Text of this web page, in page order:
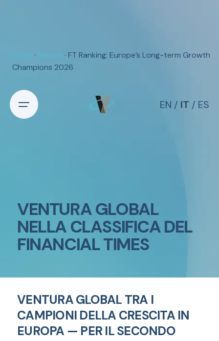
EN / IT / ES
Home · Notizie · FT Ranking: Europe’s Long-term Growth
Champions 2026
VENTURA GLOBAL
NELLA CLASSIFICA DEL
FINANCIAL TIMES
VENTURA GLOBAL TRA I
CAMPIONI DELLA CRESCITA IN
EUROPA — PER IL SECONDO